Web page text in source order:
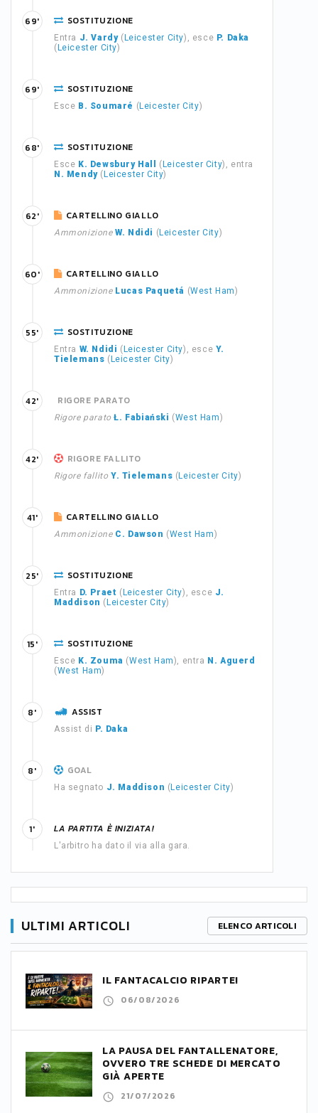
SOSTITUZIONE
Entra J. Vardy( Leicester City), esce P. Daka
( Leicester City)
69'
SOSTITUZIONE
Esce B. Soumaré ( Leicester City)
69'
SOSTITUZIONE
Esce K. Dewsbury Hall ( Leicester City), entra
N. Mendy( Leicester City)
68'
CARTELLINO GIALLO
Ammonizione W. Ndidi ( Leicester City)
62'
CARTELLINO GIALLO
Ammonizione Lucas Paquetá (West Ham)
60'
SOSTITUZIONE
Entra W. Ndidi ( Leicester City), esce Y.
Tielemans ( Leicester City)
55'
RIGORE PARATO
Rigore parato Ł. Fabiański (West Ham)
42'
RIGORE FALLITO
Rigore fallito Y. Tielemans ( Leicester City)
42'
CARTELLINO GIALLO
Ammonizione C. Dawson (West Ham)
41'
SOSTITUZIONE
Entra D. Praet ( Leicester City), esce J.
Maddison ( Leicester City)
25'
SOSTITUZIONE
Esce K. Zouma (West Ham), entra N. Aguerd
(West Ham)
15'
ASSIST
Assist di P. Daka
8'
GOAL
Ha segnato J. Maddison ( Leicester City)
8'
LA PARTITA È INIZIATA!
L'arbitro ha dato il via alla gara.
1'
ULTIMI ARTICOLI ELENCO ARTICOLI
IL FANTACALCIO RIPARTE!
06/08/2026
LA PAUSA DEL FANTALLENATORE,
OVVERO TRE SCHEDE DI MERCATO
GIÀ APERTE
21/07/2026